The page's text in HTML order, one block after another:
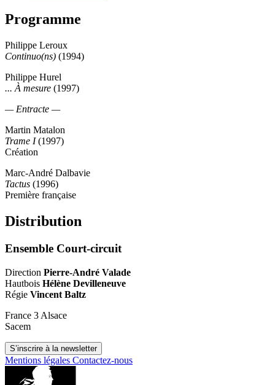
Programme
Philippe Leroux
Continuo(ns) (1994)
Philippe Hurel
... À mesure (1997)
— Entracte —
Martin Matalon
Trame I(1997)
Création
Marc-André Dalbavie
Tactus (1996)
Première française
Distribution
Ensemble Court-circuit
Direction Pierre-André Valade
Hautbois Hélène Devilleneuve
Régie Vincent Baltz
France 3 Alsace
Sacem
S’inscrire à la newsletter
Mentions légales Contactez-nous